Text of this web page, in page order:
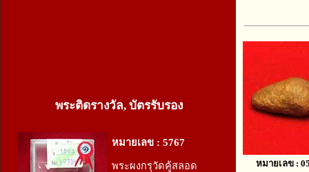
พระติดรางวัล, บัตรรับรอง
หมายเลข : 5767
พระผงกรุวัดคู้สลอด
หมายเลข :